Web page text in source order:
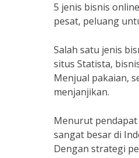
5 jenis bisnis
pesat, peluang
Salah satu jenis
situs Statista,
Menjual pakaian,
menjanjikan.
Menurut pendapat
sangat besar di
Dengan strategi